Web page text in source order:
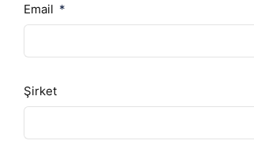
Email
Şirket